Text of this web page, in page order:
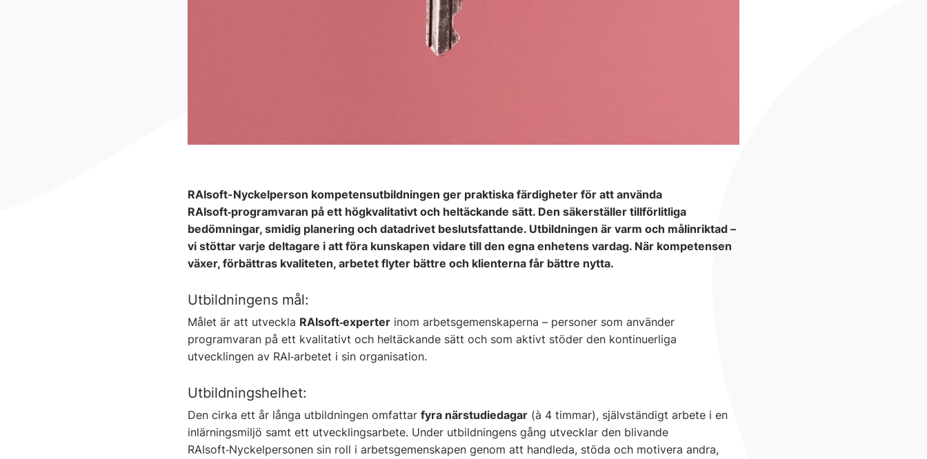
RAIsoft-Nyckelperson kompetensutbildningen ger praktiska färdigheter för att använda
RAIsoft‑programvaran på ett högkvalitativt och heltäckande sätt. Den säkerställer tillförlitliga
bedömningar, smidig planering och datadrivet beslutsfattande. Utbildningen är varm och målinriktad –
vi stöttar varje deltagare i att föra kunskapen vidare till den egna enhetens vardag. När kompetensen
växer, förbättras kvaliteten, arbetet flyter bättre och klienterna får bättre nytta.
Utbildningens mål:
Målet är att utveckla RAIsoft‑experter inom arbetsgemenskaperna – personer som använder
programvaran på ett kvalitativt och heltäckande sätt och som aktivt stöder den kontinuerliga
utvecklingen av RAI‑arbetet i sin organisation.
Utbildningshelhet:
Den cirka ett år långa utbildningen omfattar fyra närstudiedagar (à 4 timmar), självständigt arbete i en
inlärningsmiljö samt ett utvecklingsarbete. Under utbildningens gång utvecklar den blivande
RAIsoft‑Nyckelpersonen sin roll i arbetsgemenskapen genom att handleda, stöda och motivera andra,